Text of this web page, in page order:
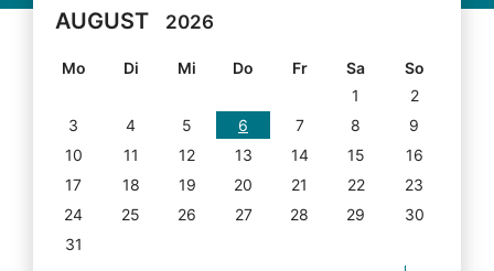
AUGUST 2026
Mo Di Mi Do Fr Sa
So
1
2
3
4 5 6 7 8
9
10
11 12 13 14 15
16
17
18 19 20 21 22
23
24
25 26 27 28 29
30
31